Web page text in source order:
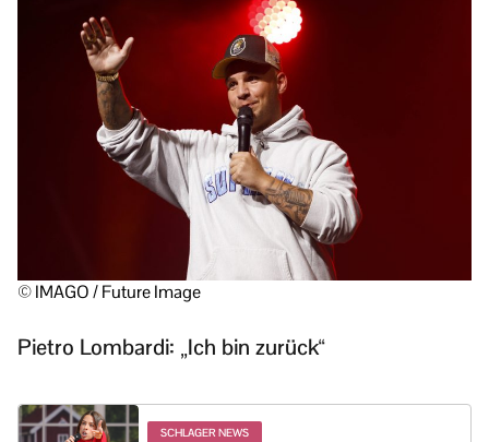
© IMAGO / Future Image
Pietro Lombardi: „Ich bin zurück“
SCHLAGER NEWS